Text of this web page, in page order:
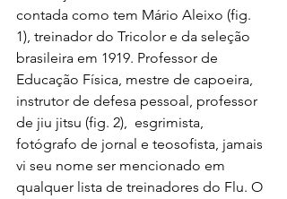
contada como tem Mário Aleixo (fig.
1), treinador do Tricolor e da seleção
brasileira em 1919. Professor de
Educação Física, mestre de capoeira,
instrutor de defesa pessoal, professor
de jiu jitsu (fig. 2),  esgrimista,
fotógrafo de jornal e teosofista, jamais
vi seu nome ser mencionado em
qualquer lista de treinadores do Flu. O